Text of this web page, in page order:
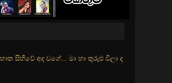
මා හා තුරුළු වීලා දෑසේ කදුළු බීලා රහසේ